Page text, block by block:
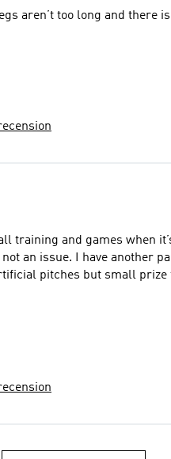
aren’t too long and there
training and games when
stripes on the thigh come
pitches but small